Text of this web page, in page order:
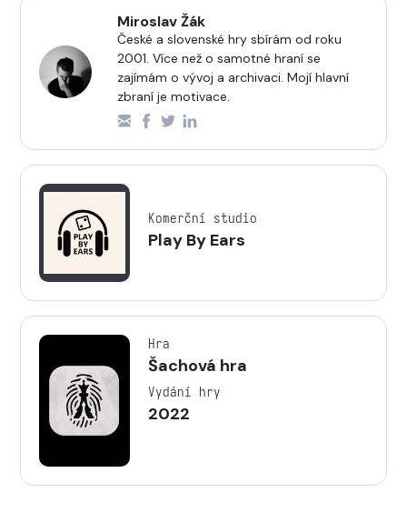
Miroslav Žák
České a slovenské hry sbírám od roku
2001. Více než o samotné hraní se
zajímám o vývoj a archivaci. Mojí hlavní
zbraní je motivace.
Komerční studio
Play By Ears
Hra
Šachová hra
Vydání hry
2022